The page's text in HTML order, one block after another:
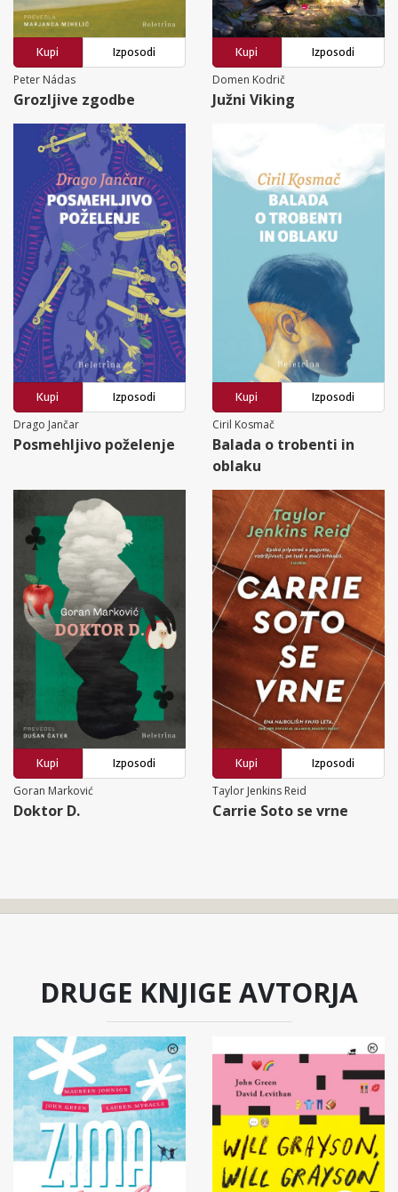
Kupi
Izposodi
Peter Nádas
Grozljive zgodbe
Kupi
Izposodi
Domen Kodrič
Južni Viking
Kupi
Izposodi
Drago Jančar
Posmehljivo poželenje
Kupi
Izposodi
Ciril Kosmač
Balada o trobenti in
oblaku
Kupi
Izposodi
Goran Marković
Doktor D.
Kupi
Izposodi
Taylor Jenkins Reid
Carrie Soto se vrne
DRUGE KNJIGE AVTORJA